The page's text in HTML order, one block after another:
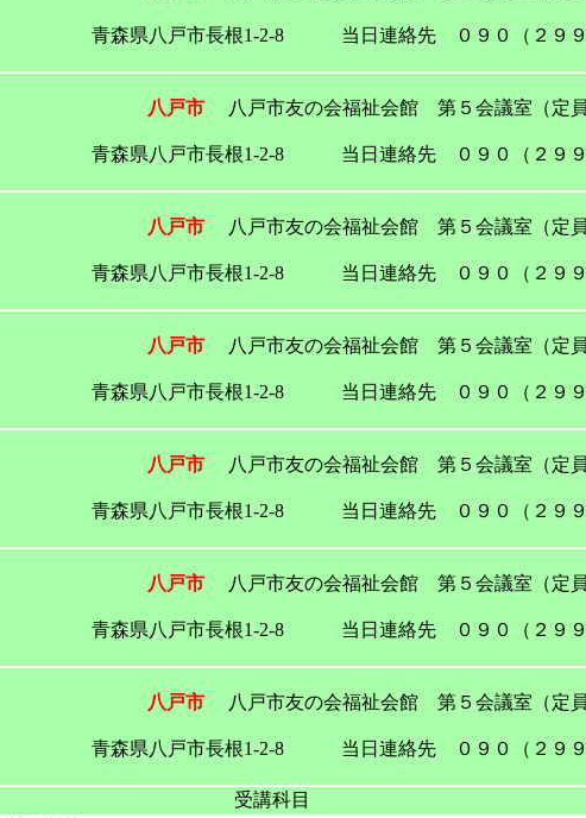
青森県八戸市長根1-2-8 当日連絡先 ０９０（２９９
八戸市 八戸市友の会福祉会館 第５会議室（定員
青森県八戸市長根1-2-8 当日連絡先 ０９０（２９９
八戸市 八戸市友の会福祉会館 第５会議室（定員
青森県八戸市長根1-2-8 当日連絡先 ０９０（２９９
八戸市 八戸市友の会福祉会館 第５会議室（定員
青森県八戸市長根1-2-8 当日連絡先 ０９０（２９９
八戸市 八戸市友の会福祉会館 第５会議室（定員
青森県八戸市長根1-2-8 当日連絡先 ０９０（２９９
八戸市 八戸市友の会福祉会館 第５会議室（定員
青森県八戸市長根1-2-8 当日連絡先 ０９０（２９９
八戸市 八戸市友の会福祉会館 第５会議室（定員
青森県八戸市長根1-2-8 当日連絡先 ０９０（２９９
受講科目